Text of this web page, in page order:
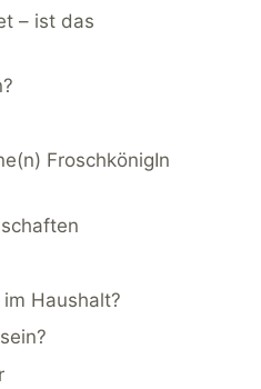
– ist das
FroschkönigIn
Haushalt?